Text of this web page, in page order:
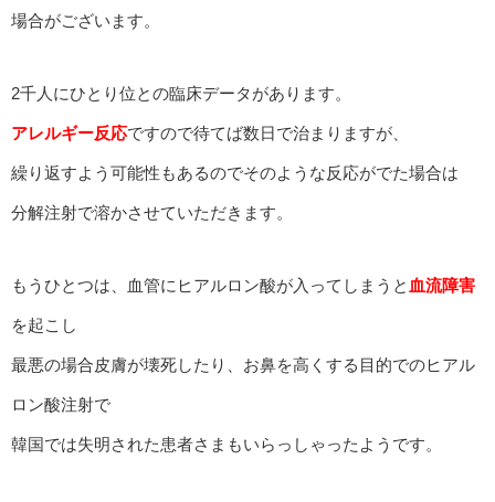
場合がございます。
2千人にひとり位との臨床データがあります。
アレルギー反応ですので待てば数日で治まりますが、
繰り返すよう可能性もあるのでそのような反応がでた場合は
分解注射で溶かさせていただきます。
もうひとつは、血管にヒアルロン酸が入ってしまうと 血流障害
を起こし
最悪の場合皮膚が壊死したり、お鼻を高くする目的でのヒアル
ロン酸注射で
韓国では失明された患者さまもいらっしゃったようです。